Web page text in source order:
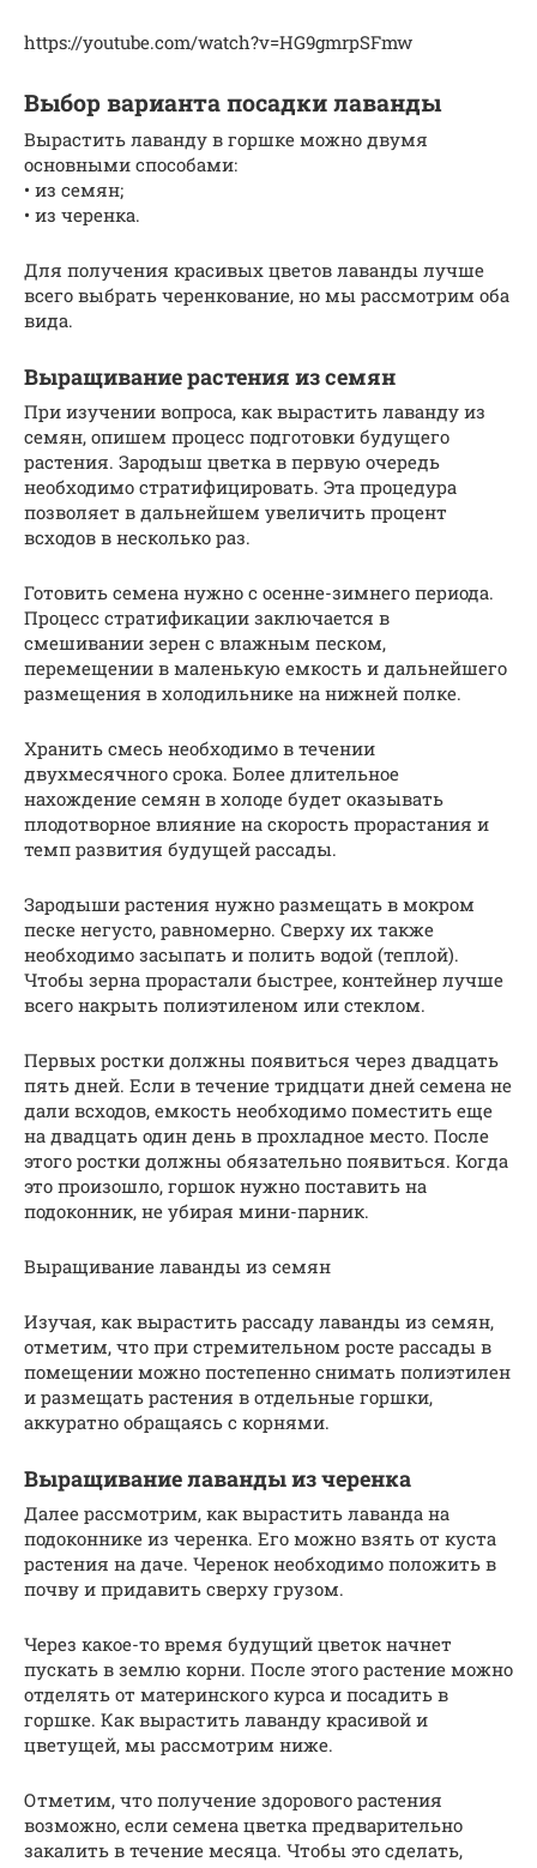
https://youtube.com/watch?v=HG9gmrpSFmw
Выбор варианта посадки лаванды
Вырастить лаванду в горшке можно двумя
основными способами:
• из семян;
• из черенка.
Для получения красивых цветов лаванды лучше
всего выбрать черенкование, но мы рассмотрим оба
вида.
Выращивание растения из семян
При изучении вопроса, как вырастить лаванду из
семян, опишем процесс подготовки будущего
растения. Зародыш цветка в первую очередь
необходимо стратифицировать. Эта процедура
позволяет в дальнейшем увеличить процент
всходов в несколько раз.
Готовить семена нужно с осенне-зимнего периода.
Процесс стратификации заключается в
смешивании зерен с влажным песком,
перемещении в маленькую емкость и дальнейшего
размещения в холодильнике на нижней полке.
Хранить смесь необходимо в течении
двухмесячного срока. Более длительное
нахождение семян в холоде будет оказывать
плодотворное влияние на скорость прорастания и
темп развития будущей рассады.
Зародыши растения нужно размещать в мокром
песке негусто, равномерно. Сверху их также
необходимо засыпать и полить водой (теплой).
Чтобы зерна прорастали быстрее, контейнер лучше
всего накрыть полиэтиленом или стеклом.
Первых ростки должны появиться через двадцать
пять дней. Если в течение тридцати дней семена не
дали всходов, емкость необходимо поместить еще
на двадцать один день в прохладное место. После
этого ростки должны обязательно появиться. Когда
это произошло, горшок нужно поставить на
подоконник, не убирая мини-парник.
Выращивание лаванды из семян
Изучая, как вырастить рассаду лаванды из семян,
отметим, что при стремительном росте рассады в
помещении можно постепенно снимать полиэтилен
и размещать растения в отдельные горшки,
аккуратно обращаясь с корнями.
Выращивание лаванды из черенка
Далее рассмотрим, как вырастить лаванда на
подоконнике из черенка. Его можно взять от куста
растения на даче. Черенок необходимо положить в
почву и придавить сверху грузом.
Через какое-то время будущий цветок начнет
пускать в землю корни. После этого растение можно
отделять от материнского курса и посадить в
горшке. Как вырастить лаванду красивой и
цветущей, мы рассмотрим ниже.
Отметим, что получение здорового растения
возможно, если семена цветка предварительно
закалить в течение месяца. Чтобы это сделать,